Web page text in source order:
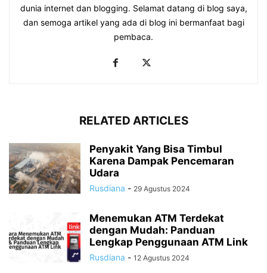
dunia internet dan blogging. Selamat datang di blog saya,
dan semoga artikel yang ada di blog ini bermanfaat bagi
pembaca.
RELATED ARTICLES
Penyakit Yang Bisa Timbul
Karena Dampak Pencemaran
Udara
Rusdiana - 29 Agustus 2024
Menemukan ATM Terdekat
dengan Mudah: Panduan
Lengkap Penggunaan ATM Link
Rusdiana - 12 Agustus 2024